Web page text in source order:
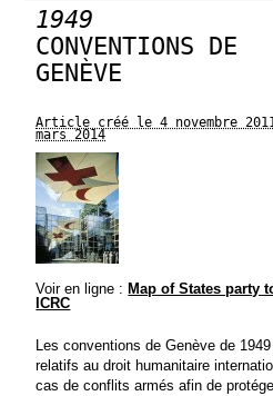
1949
CONVENTIONS DE
GENÈVE
Article créé le 4 novembre
mars 2014
Voir en ligne : Map of States party
ICRC
Les conventions de Genève de
relatifs au droit humanitaire
cas de conflits armés afin de